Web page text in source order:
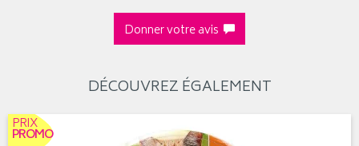
Donner votre avis
DÉCOUVREZ ÉGALEMENT
PRIX
PROMO